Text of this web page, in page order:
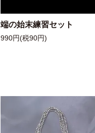
端の始末練習セット
990円(税90円)